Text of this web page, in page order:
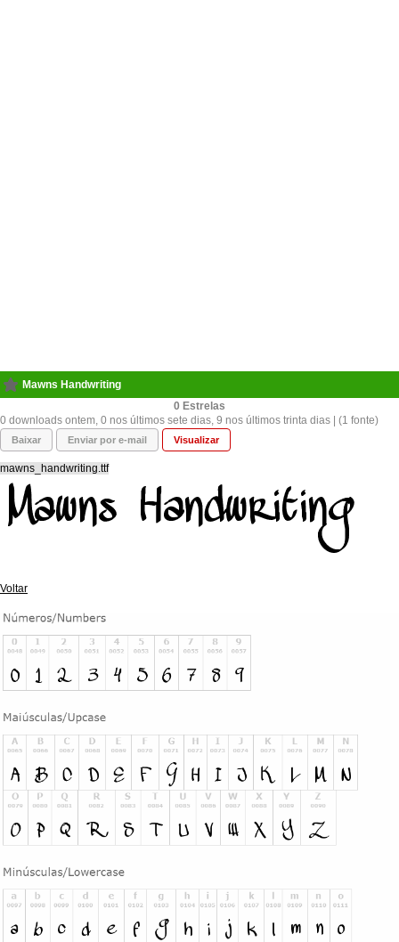
Mawns Handwriting
0
0 downloads ontem, 0 nos últimos sete dias, 9 nos últimos trinta dias | (1 fonte)
Baixar Enviar por e-mail Visualizar
mawns_handwriting.ttf
Voltar